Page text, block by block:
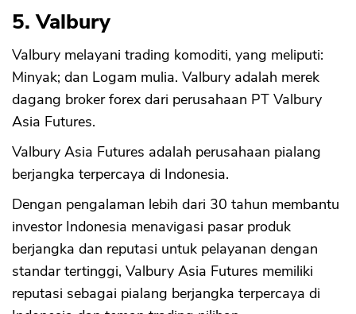
5. Valbury
Valbury melayani trading komoditi, yang meliputi:
Minyak; dan Logam mulia. Valbury adalah merek
dagang broker forex dari perusahaan PT Valbury
Asia Futures.
Valbury Asia Futures adalah perusahaan pialang
berjangka terpercaya di Indonesia.
Dengan pengalaman lebih dari 30 tahun membantu
investor Indonesia menavigasi pasar produk
berjangka dan reputasi untuk pelayanan dengan
standar tertinggi, Valbury Asia Futures memiliki
reputasi sebagai pialang berjangka terpercaya di